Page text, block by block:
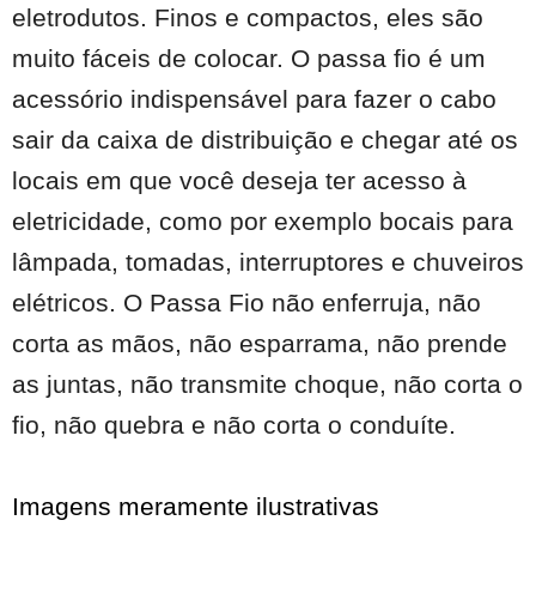
eletrodutos. Finos e compactos, eles são
muito fáceis de colocar. O passa fio é um
acessório indispensável para fazer o cabo
sair da caixa de distribuição e chegar até os
locais em que você deseja ter acesso à
eletricidade, como por exemplo bocais para
lâmpada, tomadas, interruptores e chuveiros
elétricos. O Passa Fio não enferruja, não
corta as mãos, não esparrama, não prende
as juntas, não transmite choque, não corta o
fio, não quebra e não corta o conduíte.
Imagens meramente ilustrativas